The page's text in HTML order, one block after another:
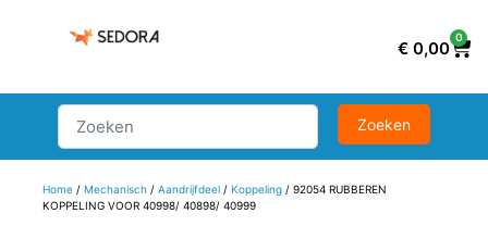
€ 0,00
0
Home/ Mechanisch/ Aandrijfdeel/ Koppeling/ 92054 RUBBEREN
KOPPELING VOOR 40998/ 40898/ 40999